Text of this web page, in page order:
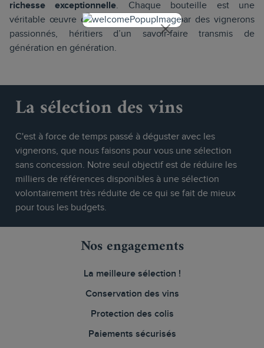
richesse exceptionnelle. Chaque bouteille est une
véritable œuvre d’art, créée avec soin par des vignerons
passionnés, héritiers d’un savoir-faire transmis de
génération en génération.
La sélection des vins
C'est à force de temps passé à déguster avec les
vignerons, que nous faisons pour vous une sélection
sans concession. Notre seul objectif est de réduire les
milliers de références disponibles à une sélection
volontairement très réduite de ce qui se fait de mieux
pour tous les budgets.
Nos engagements
La meilleure sélection !
Conservation des vins
Protection des colis
Paiements sécurisés